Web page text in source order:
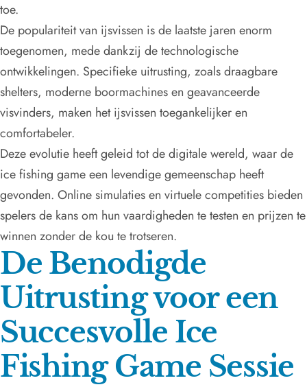
toe.
De populariteit van ijsvissen is de laatste jaren enorm
toegenomen, mede dankzij de technologische
ontwikkelingen. Specifieke uitrusting, zoals draagbare
shelters, moderne boormachines en geavanceerde
visvinders, maken het ijsvissen toegankelijker en
comfortabeler.
Deze evolutie heeft geleid tot de digitale wereld, waar de
ice fishing game een levendige gemeenschap heeft
gevonden. Online simulaties en virtuele competities bieden
spelers de kans om hun vaardigheden te testen en prijzen te
winnen zonder de kou te trotseren.
De Benodigde
Uitrusting voor een
Succesvolle Ice
Fishing Game Sessie